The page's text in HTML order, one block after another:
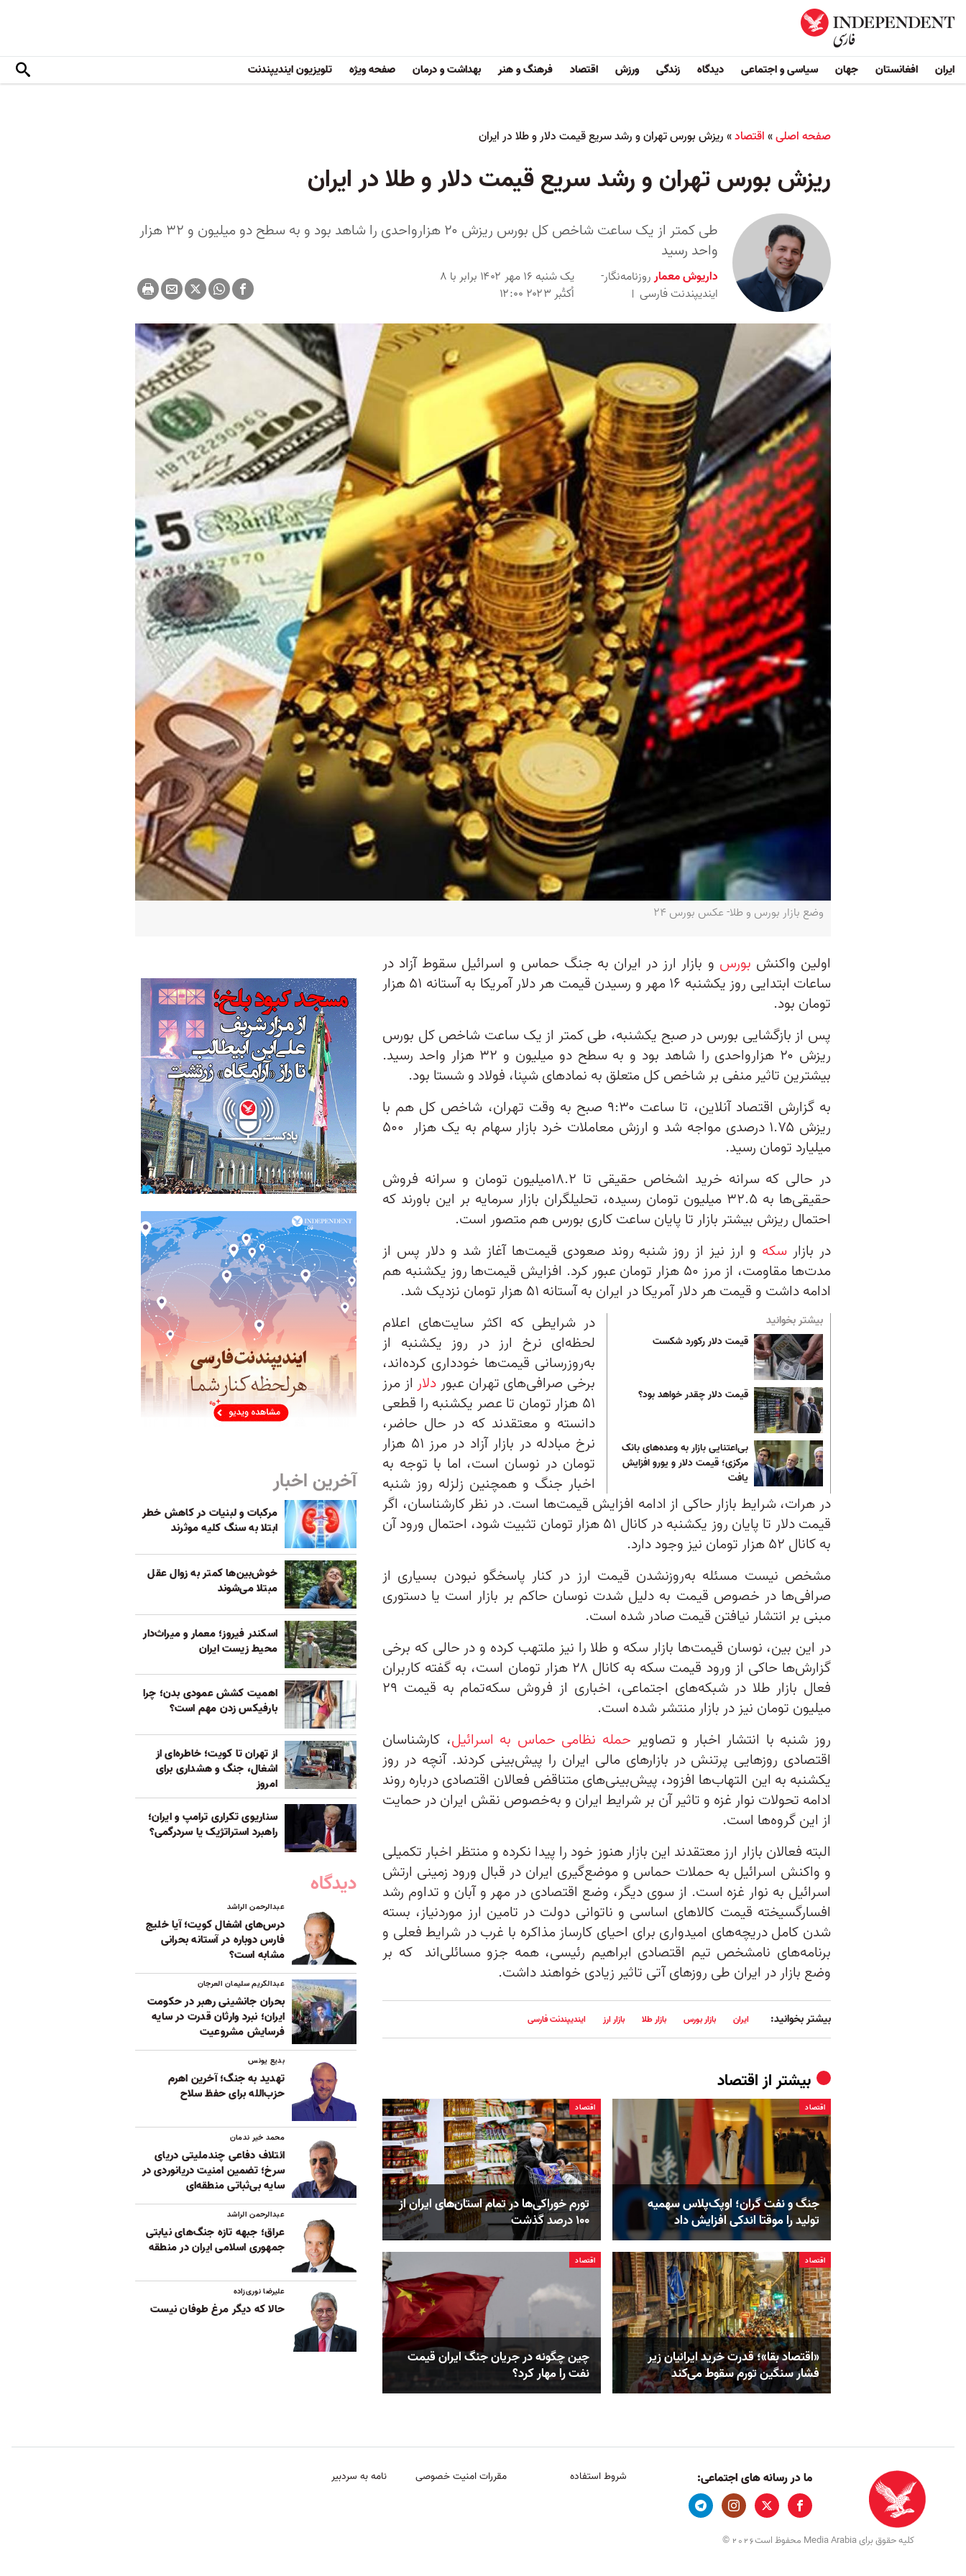
ایران افغانستان جهان سیاسی و اجتماعی دیدگاه زندگی ورزش اقتصاد فرهنگ و هنر بهداشت و درمان صفحه ویژه تلویزیون ایندیپندنت
صفحه اصلی»اقتصاد»ریزش بورس تهران و رشد سریع قیمت دلار و طلا در ایران
ریزش بورس تهران و رشد سریع قیمت دلار و طلا در ایران
طی کمتر از یک ساعت شاخص کل بورس ریزش ۲۰ هزارواحدی را شاهد بود و به سطح دو میلیون و ۳۲ هزار
واحد رسید
داریوش معمارروزنامه‌نگار-
ایندیپندنت ‌فارسی
یک شنبه ۱۶ مهر ۱۴۰۲ برابر با ۸
اُکتُبر ۲۰۲۳ ۱۲:۰۰
وضع بازار بورس و طلا- عکس بورس ۲۴
اولین واکنش بورس و بازار ارز در ایران به جنگ حماس و اسرائیل سقوط آزاد در
ساعات ابتدایی روز یکشنبه ۱۶ مهر و رسیدن قیمت هر دلار آمریکا به آستانه ۵۱ هزار
تومان بود.
پس از بازگشایی بورس در صبح یکشنبه، طی کمتر از یک ساعت شاخص کل بورس
ریزش ۲۰ هزارواحدی را شاهد بود و به سطح دو میلیون و ۳۲ هزار واحد رسید.
بیشترین تاثیر منفی بر شاخص کل متعلق به نمادهای شپنا، فولاد و شستا بود.
به گزارش اقتصاد آنلاین، تا ساعت ۹:۳۰ صبح به وقت تهران، شاخص کل هم با
ریزش ۱.۷۵ درصدی مواجه شد و ارزش معاملات خرد بازار سهام به یک هزار ۵۰۰
میلیارد تومان رسید.
در حالی‌ که سرانه خرید اشخاص حقیقی تا ۱۸.۲میلیون تومان و سرانه فروش
حقیقی‌ها به ۳۲.۵ میلیون تومان رسیده، تحلیلگران بازار سرمایه بر این باورند که
احتمال ریزش بیشتر بازار تا پایان ساعت کاری بورس هم متصور است.
در بازار سکه و ارز نیز از روز شنبه روند صعودی قیمت‌ها آغاز شد و دلار پس از
مدت‌ها مقاومت، از مرز ۵۰ هزار تومان عبور کرد. افزایش قیمت‌ها روز یکشنبه هم
ادامه داشت و قیمت هر دلار آمریکا در ایران به آستانه ۵۱ هزار تومان نزدیک شد.
بیشتر بخوانید
قیمت دلار رکورد شکست
قیمت دلار چقدر خواهد بود؟
بی‌اعتنایی بازار به وعده‌های بانک
مرکزی؛ قیمت دلار و یورو افزایش
یافت
در شرایطی که اکثر سایت‌های اعلام
لحظه‌ای نرخ ارز در روز یکشنبه از
به‌روزرسانی قیمت‌ها خودداری کرده‌اند،
برخی صرافی‌های تهران عبوردلاراز مرز
۵۱ هزار تومان تا عصر یکشنبه را قطعی
دانسته و معتقدند که در حال حاضر،
نرخ‌ مبادله در بازار آزاد در مرز ۵۱ هزار
تومان در نوسان است، اما با توجه‌ به
اخبار جنگ و‌ همچنین زلزله روز شنبه
در هرات، شرایط بازار حاکی از ادامه افزایش قیمت‌ها است. در نظر کارشناسان، اگر
قیمت دلار تا پایان روز یکشنبه در کانال ۵۱ هزار تومان تثبیت شود، احتمال ورود آن
به کانال ۵۲ هزار تومان نیز وجود دارد.
مشخص نیست مسئله به‌روزنشدن قیمت ارز در کنار پاسخگو نبودن بسیاری از
صرافی‌ها در خصوص قیمت به دلیل شدت نوسان حاکم بر بازار است یا دستوری
مبنی بر انتشار نیافتن قیمت صادر شده است.
در این‌ بین، نوسان قیمت‌ها بازار سکه و‌ طلا را نیز ملتهب کرده و در حالی‌ که برخی
گزارش‌ها حاکی از ورود قیمت سکه به کانال ۲۸ هزار تومان است، به گفته کاربران
فعال بازار طلا در شبکه‌های اجتماعی، اخباری از فروش سکه‌تمام به قیمت ۲۹
میلیون تومان نیز در بازار منتشر شده است.
روز شنبه با انتشار اخبار و تصاویر حمله نظامی حماس به اسرائیل، کارشناسان
اقتصادی روزهایی پرتنش در بازارهای مالی ایران را پیش‌بینی کردند. آنچه در روز
یکشنبه به این التهاب‌ها افزود، پیش‌بینی‌های متناقض فعالان اقتصادی درباره روند
ادامه تحولات نوار غزه و تاثیر آن بر شرایط ایران و به‌خصوص نقش ایران در حمایت
از این گروه‌ها است.
البته فعالان بازار ارز معتقدند این بازار هنوز خود را پیدا نکرده و منتظر اخبار تکمیلی
و واکنش اسرائیل به حملات حماس و موضع‌گیری ایران در قبال ورود زمینی ارتش
اسرائیل به نوار غزه است. از سوی دیگر، وضع اقتصادی در مهر و آبان‌ و تداوم رشد
افسارگسیخته قیمت کالاهای اساسی و ناتوانی دولت در تامین ارز موردنیاز، بسته‌
شدن کامل دریچه‌های امیدواری برای احیای کارساز مذاکره با غرب در شرایط فعلی و
برنامه‌های نامشخص تیم اقتصادی ابراهیم رئیسی، همه جزو مسائلی‌اند که بر
وضع بازار در ایران طی روزهای آتی تاثیر زیادی خواهند داشت.
بیشتر بخوانید: ایران بازار بورس بازار طلا بازار ارز ایندیپندنت فارسی
بیشتر ازاقتصاد
اقتصاد
جنگ و نفت گران؛ اوپک‌پلاس سهمیه
تولید را موقتا اندکی افزایش داد
اقتصاد
تورم خوراکی‌ها در تمام استان‌های ایران از
۱۰۰ درصد گذشت
اقتصاد
«اقتصاد بقا»؛ قدرت خرید ایرانیان زیر
فشار سنگین تورم سقوط می‌کند
اقتصاد
چین چگونه در جریان جنگ ایران قیمت
نفت را مهار کرد؟
آخرین اخبار
مرکبات و لبنیات در کاهش خطر
ابتلا به سنگ کلیه موثرند
خوش‌بین‌ها کمتر به زوال عقل
مبتلا می‌شوند
اسکندر فیروز؛ معمار و میراث‌دار
محیط زیست ایران
اهمیت کشش عمودی بدن؛ چرا
بارفیکس زدن مهم است؟
از تهران تا کویت؛ خاطره‌ای از
اشغال، جنگ و هشداری برای
امروز
سناریوی تکراری ترامپ و ایران؛
راهبرد استراتژیک یا سردرگمی؟
دیدگاه
عبدالرحمن الراشد
درس‌های اشغال کویت؛ آیا خلیج
فارس دوباره در آستانه بحرانی
مشابه است؟
عبدالکریم سلیمان العرجان
بحران جانشینی رهبر در حکومت
ایران؛ نبرد وارثان قدرت در سایه
فرسایش مشروعیت
بدیع یونس
تهدید به جنگ؛ آخرین اهرم
حزب‌الله برای حفظ سلاح
محمد خیر ندمان
ائتلاف دفاعی چندملیتی دریای
سرخ؛ تضمین امنیت دریانوردی در
سایه بی‌ثباتی‌ منطقه‌ای
عبدالرحمن الراشد
عراق؛ جبهه تازه جنگ‌های نیابتی
جمهوری اسلامی ایران در منطقه
علیرضا نوری‌زاده
حالا که دیگر مرغ طوفان نیست
ما در رسانه های اجتماعی: شروط استفاده مقررات امنیت خصوصی نامه به سردبیر
کلیه حقوق برای Media Arabia محفوظ است 2026
©